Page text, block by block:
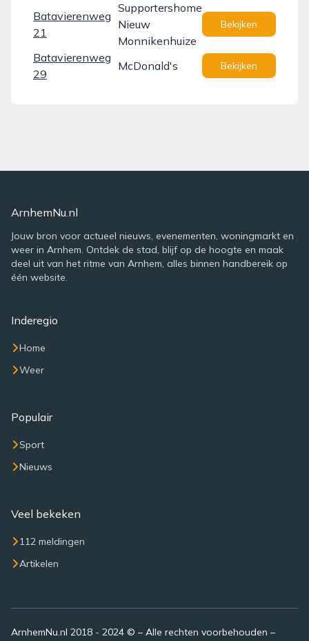
Batavierenweg
21
Supportershome
Nieuw
Monnikenhuize
Bekijken
Batavierenweg
29
McDonald's Bekijken
ArnhemNu.nl
Jouw bron voor actueel nieuws, evenementen, woningmarkt en
weer in Arnhem. Ontdek de stad, blijf op de hoogte en maak
deel uit van het ritme van Arnhem, alles binnen handbereik op
één website.
Inderegio
Home
Weer
Populair
Sport
Nieuws
Veel bekeken
112 meldingen
Artikelen
ArnhemNu.nl 2018 - 2024 © – Alle rechten voorbehouden –